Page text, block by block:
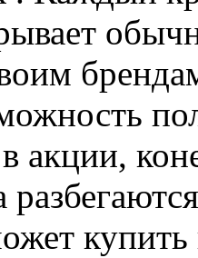
в акции,
купить